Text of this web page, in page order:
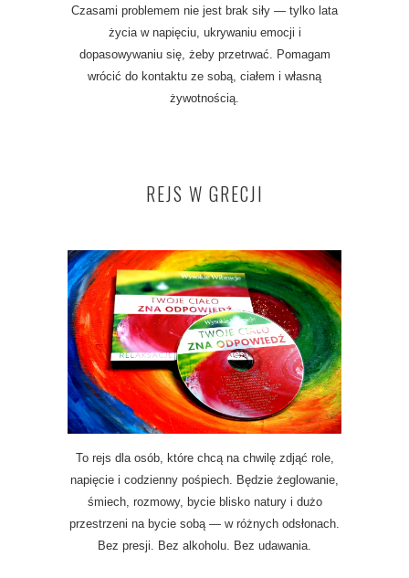
Czasami problemem nie jest brak siły — tylko lata
życia w napięciu, ukrywaniu emocji i
dopasowywaniu się, żeby przetrwać. Pomagam
wrócić do kontaktu ze sobą, ciałem i własną
żywotnością.
REJS W GRECJI
To rejs dla osób, które chcą na chwilę zdjąć role,
napięcie i codzienny pośpiech. Będzie żeglowanie,
śmiech, rozmowy, bycie blisko natury i dużo
przestrzeni na bycie sobą — w różnych odsłonach.
Bez presji. Bez alkoholu. Bez udawania.